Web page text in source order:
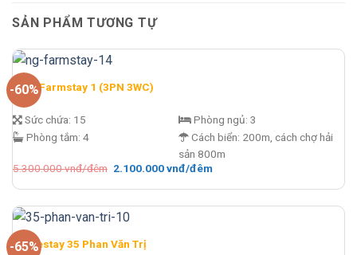
SẢN PHẨM TƯƠNG TỰ
-60%
N&G Farmstay 1 (3PN 3WC)
Sức chứa: 15
Phòng tắm: 4
Phòng ngủ: 3
Cách biển: 200m, cách chợ hải
sản 800m
5.300.000vnđ/đêm Giá
là:
đêm.
2.100.000vnđ/đêmGiá
tại
2.100.000 vnđ/
-65%
Homestay 35 Phan Văn Trị